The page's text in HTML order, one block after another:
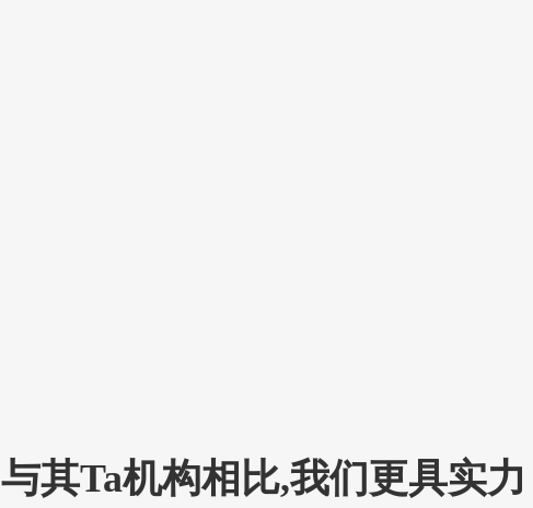
与其Ta机构相比,我们更具实力